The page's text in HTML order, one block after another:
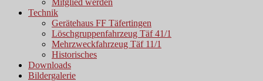
Technik
Gerätehaus FF Täfertingen
Löschgruppenfahrzeug Täf 41/1
Mehrzweckfahrzeug Täf 11/1
Historisches
Downloads
Bildergalerie